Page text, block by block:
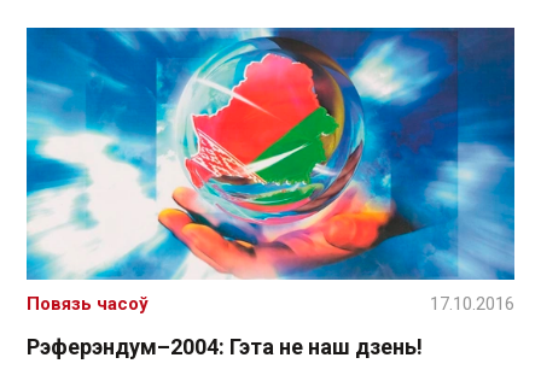
Рэферэндум–2004: Гэта не наш дзень!
Повязь часоў 17.10.2016